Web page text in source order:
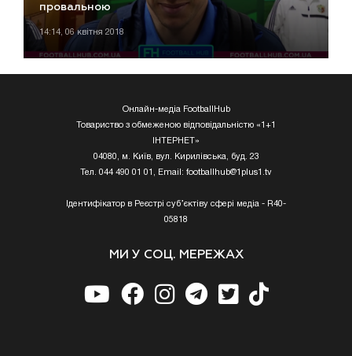
провальною
14:14, 06 квітня 2018
Онлайн-медіа FootballHub
Товариство з обмеженою відповідальністю «1+1
ІНТЕРНЕТ»
04080, м. Київ, вул. Кирилівська, буд. 23
Тел. 044 490 01 01, Email: footballhub@1plus1.tv
Ідентифікатор в Реєстрі суб’єктіву сфері медіа - R40-
05818
МИ У СОЦ. МЕРЕЖАХ